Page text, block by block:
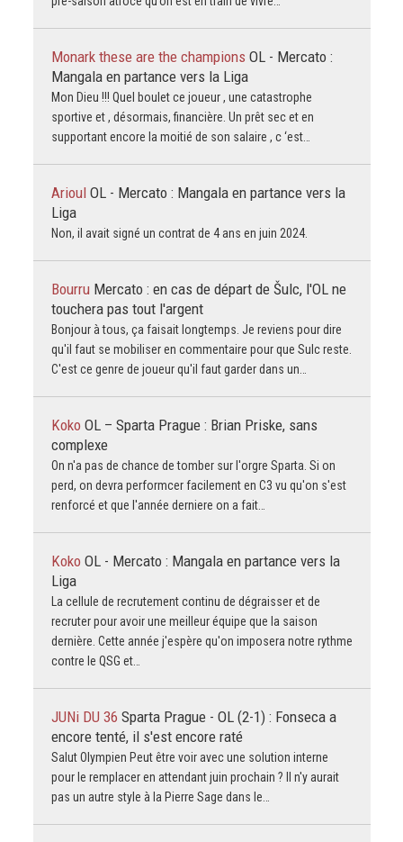
Monark these are the champions OL - Mercato :
Mangala en partance vers la Liga
Mon Dieu !!! Quel boulet ce joueur , une catastrophe
sportive et , désormais, financière. Un prêt sec et en
supportant encore la moitié de son salaire , c ‘est…
Arioul OL - Mercato : Mangala en partance vers la
Liga
Non, il avait signé un contrat de 4 ans en juin 2024.
Bourru Mercato : en cas de départ de Šulc, l'OL ne
touchera pas tout l'argent
Bonjour à tous, ça faisait longtemps. Je reviens pour dire
qu'il faut se mobiliser en commentaire pour que Sulc reste.
C'est ce genre de joueur qu'il faut garder dans un…
Koko OL – Sparta Prague : Brian Priske, sans
complexe
On n'a pas de chance de tomber sur l'orgre Sparta. Si on
perd, on devra performcer facilement en C3 vu qu'on s'est
renforcé et que l'année derniere on a fait…
Koko OL - Mercato : Mangala en partance vers la
Liga
La cellule de recrutement continu de dégraisser et de
recruter pour avoir une meilleur équipe que la saison
dernière. Cette année j'espère qu'on imposera notre rythme
contre le QSG et…
JUNi DU 36 Sparta Prague - OL (2-1) : Fonseca a
encore tenté, il s'est encore raté
Salut Olympien Peut être voir avec une solution interne
pour le remplacer en attendant juin prochain ? Il n'y aurait
pas un autre style à la Pierre Sage dans le…